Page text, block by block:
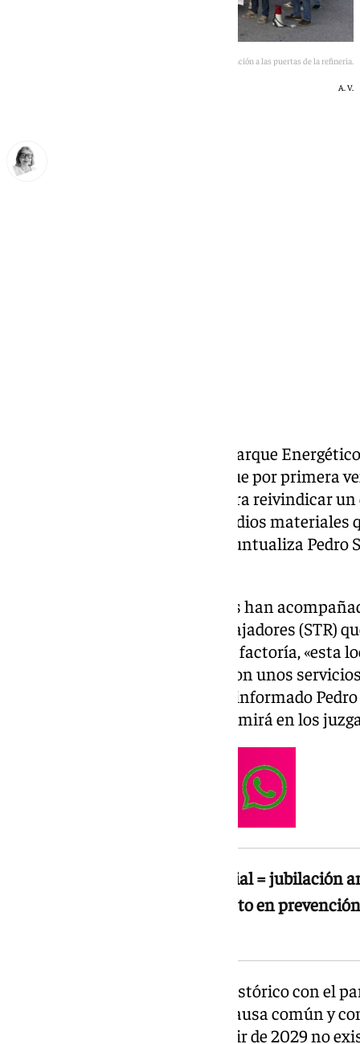
Imagen de la manifestación a las puertas de la refinería.
A. V.
Rayando el alba la entrada del Parque
de esta huelga histórica en la que por primera
territorio nacional se aúnan para reivindicar
una seguridad añadida a los medios
«que son muchos y costosos» puntualiza
Más de trescientos trabajadores han
sindicales del Sindicato de trabajadores (STR)
concentrado en la entrada de la factoría, «esta
el no bajar la carga de trabajo, con unos
empresa que son abusivos», ha informado
es nuestra lucha hoy y ya se dirimirá en los
Bajo el lema «seguridad industrial = jubilación
España para que se sume al gasto en
«Hoy estamos ante un hecho histórico con el
refinerías nacionales por una causa común y
abre la posibilidad de que a partir de 2029 no